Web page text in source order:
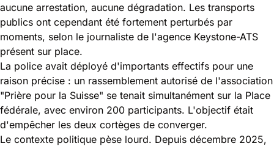
aucune arrestation, aucune dégradation. Les transports
publics ont cependant été fortement perturbés par
moments, selon le journaliste de l'agence Keystone-ATS
présent sur place.
La police avait déployé d'importants effectifs pour une
raison précise : un rassemblement autorisé de l'association
"Prière pour la Suisse" se tenait simultanément sur la Place
fédérale, avec environ 200 participants. L'objectif était
d'empêcher les deux cortèges de converger.
Le contexte politique pèse lourd. Depuis décembre 2025,